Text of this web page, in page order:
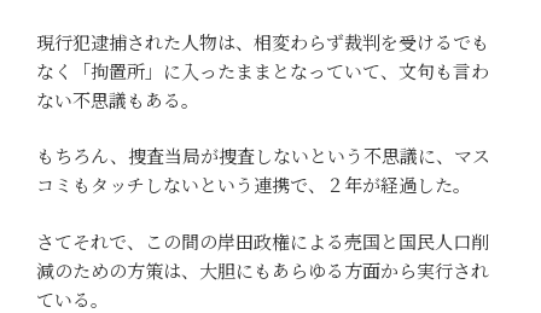
現行犯逮捕された人物は、相変わらず裁判を受けるでも
なく「拘置所」に入ったままとなっていて、文句も言わ
ない不思議もある。
もちろん、捜査当局が捜査しないという不思議に、マス
コミもタッチしないという連携で、２年が経過した。
さてそれで、この間の岸田政権による売国と国民人口削
減のための方策は、大胆にもあらゆる方面から実行され
ている。